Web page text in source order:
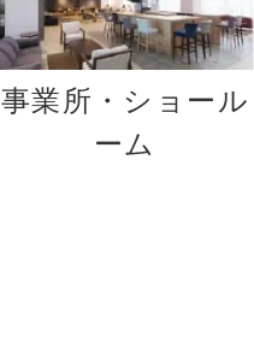
事業所・ショール
ーム